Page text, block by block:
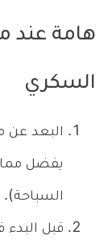
هامة عند
السكري
البعد عن
يفضل
السباحة).
قبل البدء